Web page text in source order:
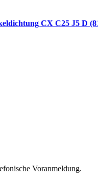
CX C25 J5 D
Voranmeldung.